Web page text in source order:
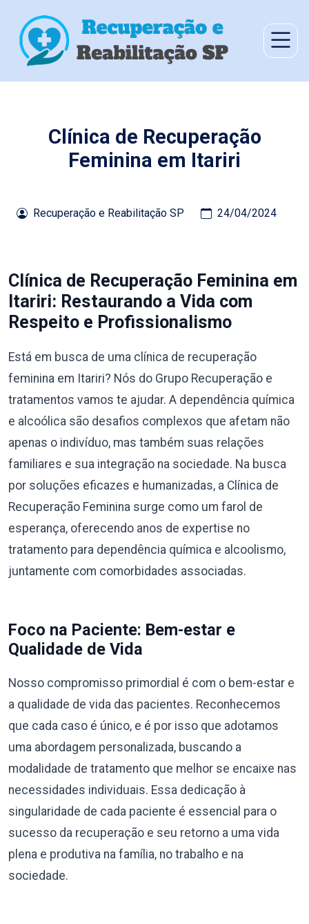
Clínica de Recuperação
Feminina em Itariri
Recuperação e Reabilitação SP 24/04/2024
Clínica de Recuperação Feminina em
Itariri: Restaurando a Vida com
Respeito e Profissionalismo
Está em busca de uma clínica de recuperação
feminina em Itariri? Nós do Grupo Recuperação e
tratamentos vamos te ajudar. A dependência química
e alcoólica são desafios complexos que afetam não
apenas o indivíduo, mas também suas relações
familiares e sua integração na sociedade. Na busca
por soluções eficazes e humanizadas, a Clínica de
Recuperação Feminina surge como um farol de
esperança, oferecendo anos de expertise no
tratamento para dependência química e alcoolismo,
juntamente com comorbidades associadas.
Foco na Paciente: Bem-estar e
Qualidade de Vida
Nosso compromisso primordial é com o bem-estar e
a qualidade de vida das pacientes. Reconhecemos
que cada caso é único, e é por isso que adotamos
uma abordagem personalizada, buscando a
modalidade de tratamento que melhor se encaixe nas
necessidades individuais. Essa dedicação à
singularidade de cada paciente é essencial para o
sucesso da recuperação e seu retorno a uma vida
plena e produtiva na família, no trabalho e na
sociedade.